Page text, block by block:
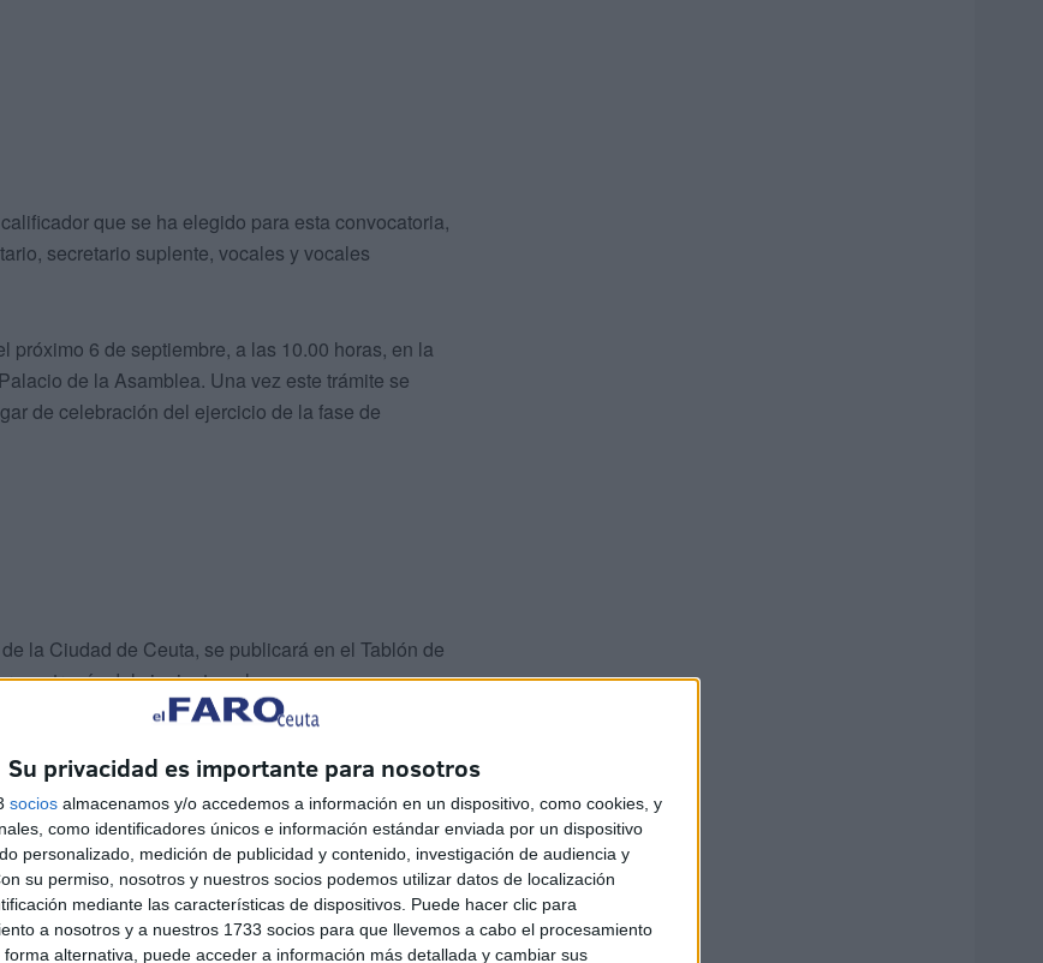
Su privacidad es importante para nosotros
socios almacenamos y/o accedemos a información en un dispositivo, como cookies, y
como identificadores únicos e información estándar enviada por un dispositivo
personalizado, medición de publicidad y contenido, investigación de audiencia y
su permiso, nosotros y nuestros socios podemos utilizar datos de localización
mediante las características de dispositivos. Puede hacer clic para
a nosotros y a nuestros 1733 socios para que llevemos a cabo el procesamiento
alternativa, puede acceder a información más detallada y cambiar sus
que se ha elegido para esta convocatoria,
secretario suplente, vocales y vocales
6 de septiembre, a las 10.00 horas, en la
de la Asamblea. Una vez este trámite se
de celebración del ejercicio de la fase de
la Ciudad de Ceuta, se publicará en el Tablón de
a través del siguiente enlace: